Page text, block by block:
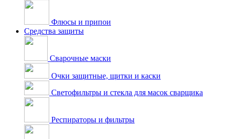
Флюсы и припои
Средства защиты
Сварочные маски
Очки защитные, щитки и каски
Светофильтры и стекла для масок сварщика
Респираторы и фильтры